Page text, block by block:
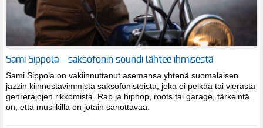
Sami Sippola – saksofonin soundi lähtee ihmisestä
Sami Sippola on vakiinnuttanut asemansa yhtenä suomalaisen
jazzin kiinnostavimmista saksofonisteista, joka ei pelkää tai vierasta
genrerajojen rikkomista. Rap ja hiphop, roots tai garage, tärkeintä
on, että musiikilla on jotain sanottavaa.